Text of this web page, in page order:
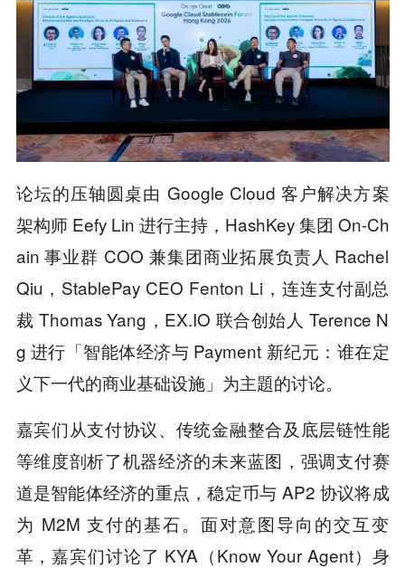
论坛的压轴圆桌由 Google Cloud 客户解决方案
架构师 Eefy Lin 进行主持，HashKey 集团 On-Ch
ain 事业群 COO 兼集团商业拓展负责人 Rachel
Qiu，StablePay CEO Fenton Li，连连支付副总
裁 Thomas Yang，EX.IO 联合创始人 Terence N
g 进行「智能体经济与 Payment 新纪元：谁在定
义下一代的商业基础设施」为主題的讨论。
嘉宾们从支付协议、传统金融整合及底层链性能
等维度剖析了机器经济的未来蓝图，强调支付赛
道是智能体经济的重点，稳定币与 AP2 协议将成
为 M2M 支付的基石。面对意图导向的交互变
革，嘉宾们讨论了 KYA（Know Your Agent）身